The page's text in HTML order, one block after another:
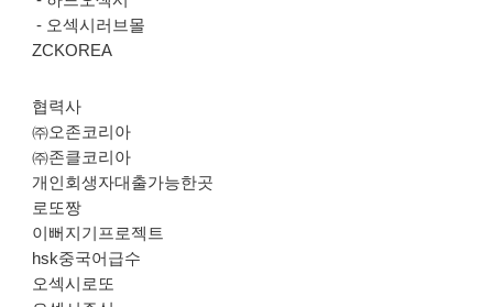
- 오섹시러브몰
ZCKOREA
협력사
㈜오존코리아
㈜존클코리아
개인회생자대출가능한곳
로또짱
이뻐지기프로젝트
hsk중국어급수
오섹시로또